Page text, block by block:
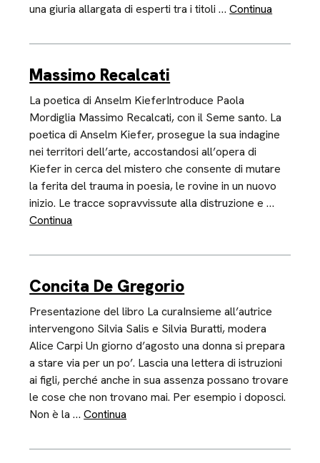
una giuria allargata di esperti tra i titoli …Continua
Massimo Recalcati
La poetica di Anselm KieferIntroduce Paola
Mordiglia Massimo Recalcati, con il Seme santo. La
poetica di Anselm Kiefer, prosegue la sua indagine
nei territori dell’arte, accostandosi all’opera di
Kiefer in cerca del mistero che consente di mutare
la ferita del trauma in poesia, le rovine in un nuovo
inizio. Le tracce sopravvissute alla distruzione e …
Continua
Concita De Gregorio
Presentazione del libro La curaInsieme all’autrice
intervengono Silvia Salis e Silvia Buratti, modera
Alice Carpi Un giorno d’agosto una donna si prepara
a stare via per un po’. Lascia una lettera di istruzioni
ai figli, perché anche in sua assenza possano trovare
le cose che non trovano mai. Per esempio i doposci.
Non è la …Continua